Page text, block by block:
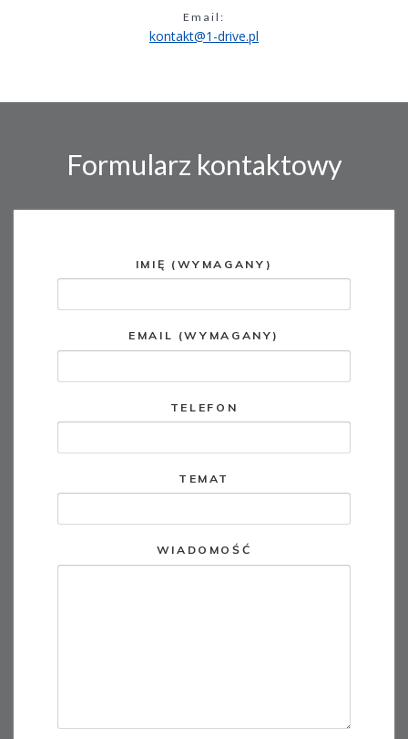
Email:
kontakt@1-drive.pl
Formularz kontaktowy
IMIĘ (WYMAGANY)
EMAIL (WYMAGANY)
TELEFON
TEMAT
WIADOMOŚĆ